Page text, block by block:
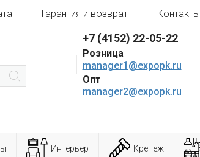
Гарантия и возврат Контакты
+7 (4152) 22-05-22
Розница
manager1@expopk.ru
Опт
manager2@expopk.ru
Интерьер Крепёж